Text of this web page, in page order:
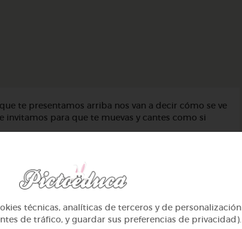
te presentamos arriba nos van a decir cómo se ve
invitamos para que te muevas y cantes como si
técnicas, analíticas de terceros y de personalización
de tráfico, y guardar sus preferencias de privacidad).